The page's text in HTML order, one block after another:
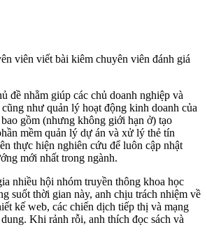
viên viết bài kiêm chuyên viên đánh giá
đề nhằm giúp các chủ doanh nghiệp và
như quản lý hoạt động kinh doanh của
gồm (nhưng không giới hạn ở) tạo
mềm quản lý dự án và xử lý thẻ tín
thực hiện nghiên cứu để luôn cập nhật
mới nhất trong ngành.
nhiều hội nhóm truyền thông khoa học
suốt thời gian này, anh chịu trách nhiệm về
kế web, các chiến dịch tiếp thị và mạng
Khi rảnh rỗi, anh thích đọc sách và